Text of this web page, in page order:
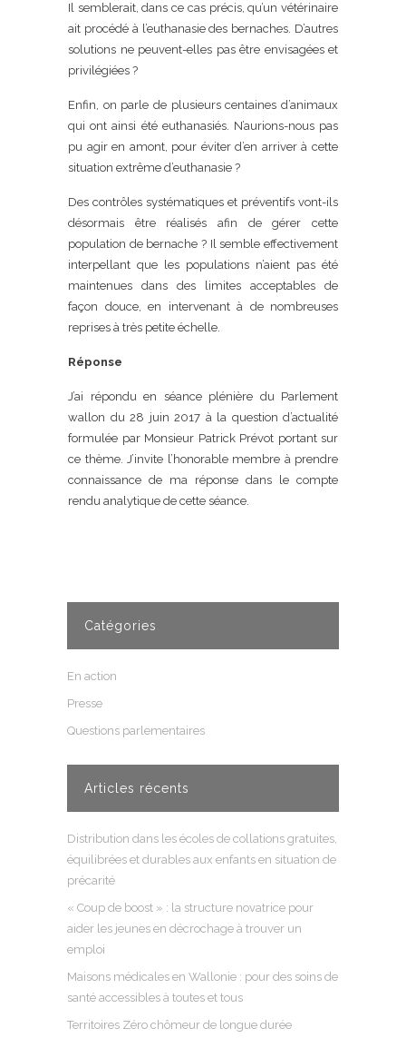
Il semblerait, dans ce cas précis, qu’un vétérinaire
ait procédé à l’euthanasie des bernaches. D’autres
solutions ne peuvent-elles pas être envisagées et
privilégiées ?
Enfin, on parle de plusieurs centaines d’animaux
qui ont ainsi été euthanasiés. N’aurions-nous pas
pu agir en amont, pour éviter d’en arriver à cette
situation extrême d’euthanasie ?
Des contrôles systématiques et préventifs vont-ils
désormais être réalisés afin de gérer cette
population de bernache ? Il semble effectivement
interpellant que les populations n’aient pas été
maintenues dans des limites acceptables de
façon douce, en intervenant à de nombreuses
reprises à très petite échelle.
Réponse
J’ai répondu en séance plénière du Parlement
wallon du 28 juin 2017 à la question d’actualité
formulée par Monsieur Patrick Prévot portant sur
ce thème. J’invite l’honorable membre à prendre
connaissance de ma réponse dans le compte
rendu analytique de cette séance.
Catégories
En action
Presse
Questions parlementaires
Articles récents
Distribution dans les écoles de collations gratuites,
équilibrées et durables aux enfants en situation de
précarité
« Coup de boost » : la structure novatrice pour
aider les jeunes en décrochage à trouver un
emploi
Maisons médicales en Wallonie : pour des soins de
santé accessibles à toutes et tous
Territoires Zéro chômeur de longue durée